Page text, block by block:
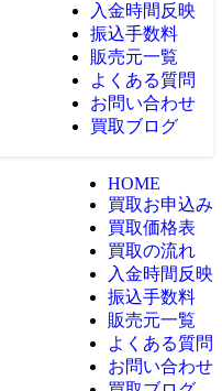
入金時間反映
振込手数料
販売元一覧
よくある質問
お問い合わせ
買取ブログ
HOME
買取お申込み
買取価格表
買取の流れ
入金時間反映
振込手数料
販売元一覧
よくある質問
お問い合わせ